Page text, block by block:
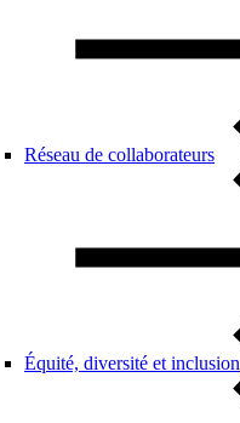
Réseau de collaborateurs
Équité, diversité et inclusion